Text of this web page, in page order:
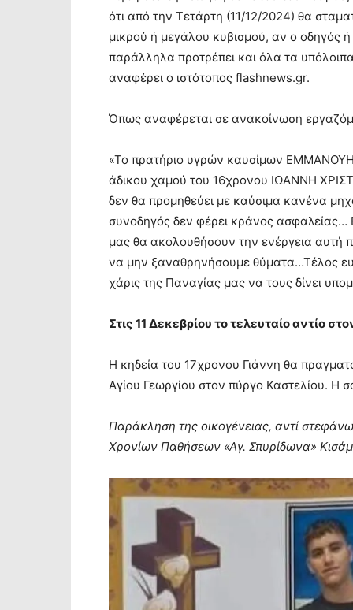
ότι από την Τετάρτη (11/12/2024) θα
μικρού ή μεγάλου κυβισμού, αν ο οδηγός
παράλληλα προτρέπει και όλα τα
αναφέρει ο ιστότοπος flashnews.gr.
Όπως αναφέρεται σε ανακοίνωση
«Το πρατήριο υγρών καυσίμων
άδικου χαμού του 16χρονου ΙΩΑΝΝΗ
δεν θα προμηθεύει με καύσιμα κανένα
συνοδηγός δεν φέρει κράνος ασφαλείας…
μας θα ακολουθήσουν την ενέργεια αυτή
να μην ξαναθρηνήσουμε θύματα…Τέλος
χάρις της Παναγίας μας να τους δίνει
Στις 11 Δεκεβρίου το τελευταίο αντίο
Η κηδεία του 17χρονου Γιάννη θα
Αγίου Γεωργίου στον πύργο Καστελίου. Η
Παράκληση της οικογένειας, αντί
Χρονίων Παθήσεων «Αγ. Σπυρίδωνα»